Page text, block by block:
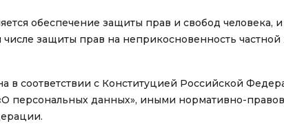
обеспечение защиты прав и свобод человека,
числе защиты прав на неприкосновенность
в соответствии с Конституцией Российской
персональных данных», иными нормативно-